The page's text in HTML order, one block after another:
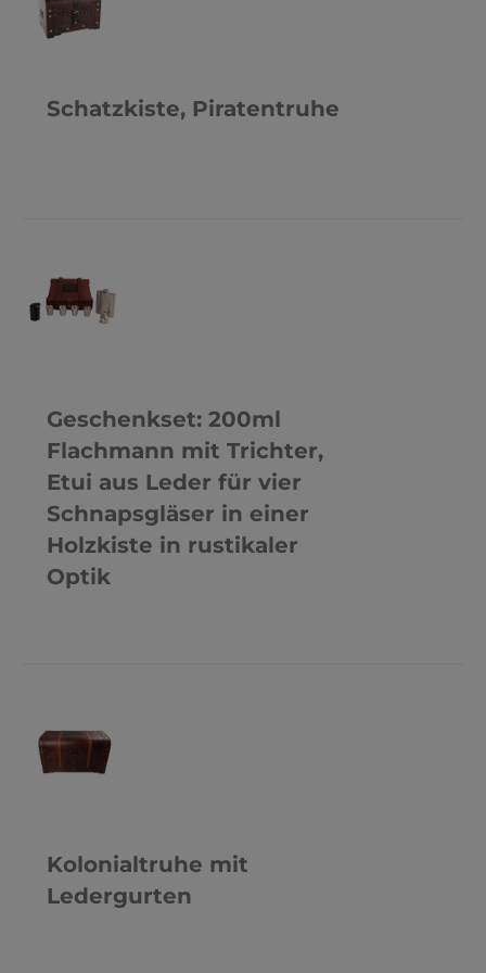
Schatzkiste, Piratentruhe
Geschenkset: 200ml
Flachmann mit Trichter,
Etui aus Leder für vier
Schnapsgläser in einer
Holzkiste in rustikaler
Optik
Kolonialtruhe mit
Ledergurten